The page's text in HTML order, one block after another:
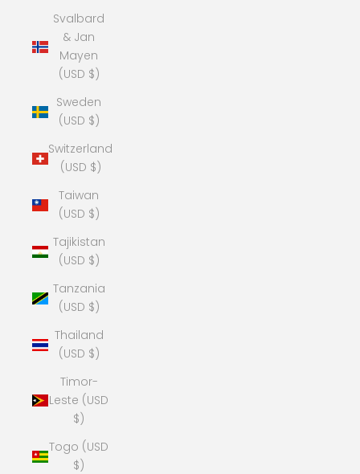
Svalbard
& Jan
Mayen
(USD $)
Sweden
(USD $)
Switzerland
(USD $)
Taiwan
(USD $)
Tajikistan
(USD $)
Tanzania
(USD $)
Thailand
(USD $)
Timor-
Leste (USD
$)
Togo (USD
$)